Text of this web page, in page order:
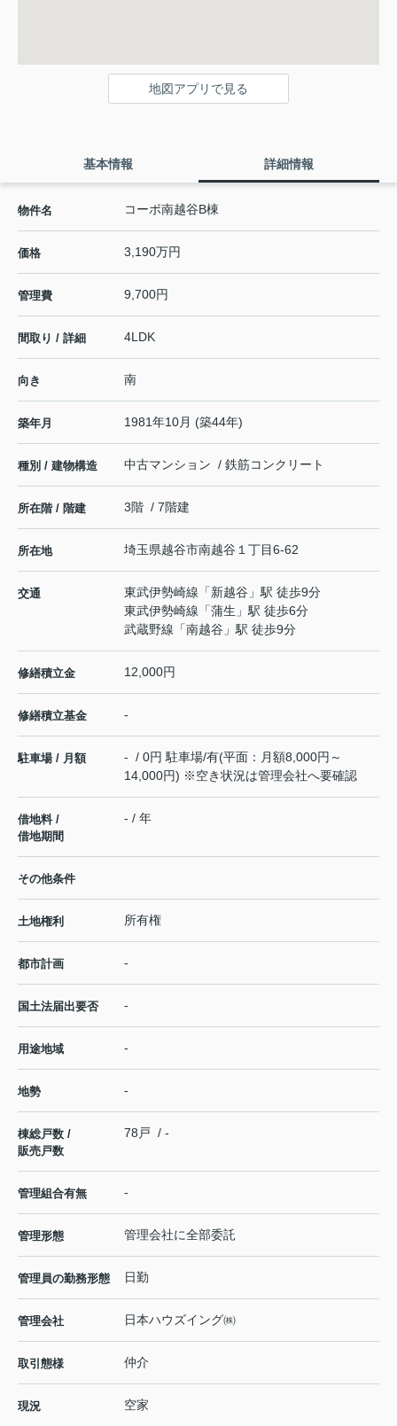
地図アプリで見る
基本情報 詳細情報
物件名 コーポ南越谷B棟
価格 3,190万円
管理費 9,700円
間取り / 詳細 4LDK
向き 南
築年月 1981年10月 (築44年)
種別 / 建物構造 中古マンション / 鉄筋コンクリート
所在階 / 階建 3階 / 7階建
所在地 埼玉県越谷市南越谷 １丁目6-62
交通 東武伊勢崎線 「新越谷 」駅 徒歩9分
東武伊勢崎線 「蒲生 」駅 徒歩6分
武蔵野線 「南越谷 」駅 徒歩9分
修繕積立金 12,000円
修繕積立基金 -
駐車場 / 月額
- / 0円 駐車場/有(平面：月額8,000円～
14,000円) ※空き状況は管理会社へ要確認
借地料 /
借地期間
- / 年
その他条件
土地権利 所有権
都市計画 -
国土法届出要否 -
用途地域 -
地勢 -
棟総戸数 /
販売戸数
78戸 / -
管理組合有無 -
管理形態 管理会社に全部委託
管理員の勤務形態 日勤
管理会社 日本ハウズイング㈱
取引態様 仲介
現況 空家